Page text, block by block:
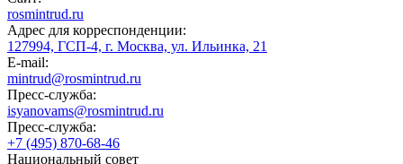
rosmintrud.ru
Адрес для корреспонденции:
127994, ГСП-4, г. Москва, ул. Ильинка, 21
E-mail:
mintrud@rosmintrud.ru
Пресс-служба:
isyanovams@rosmintrud.ru
Пресс-служба:
+7 (495) 870-68-46
Национальный совет